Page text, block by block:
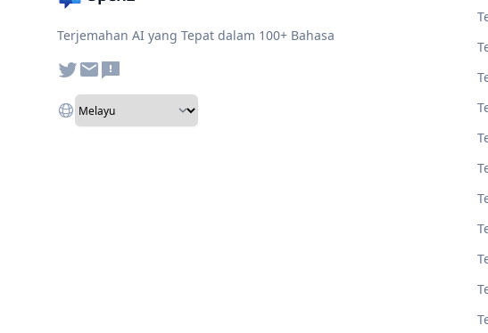
Terjemahan AI yang Tepat dalam 100+ Bahasa